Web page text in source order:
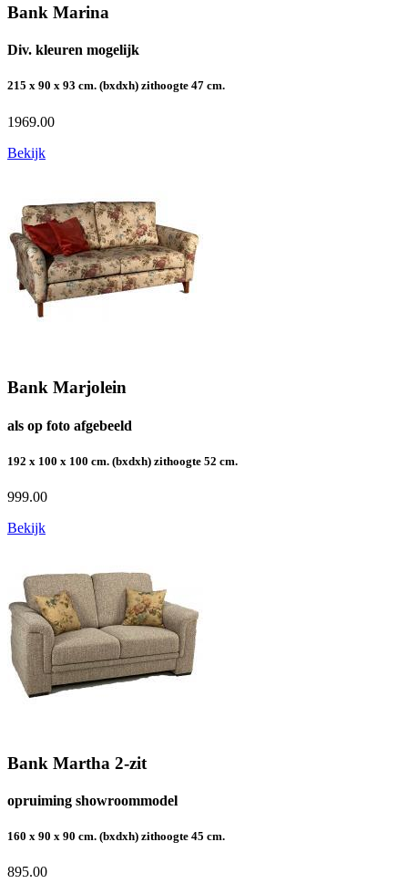
Bank Marina
Div. kleuren mogelijk
215 x 90 x 93 cm. (bxdxh) zithoogte 47 cm.
1969.00
Bekijk
Bank Marjolein
als op foto afgebeeld
192 x 100 x 100 cm. (bxdxh) zithoogte 52 cm.
999.00
Bekijk
Bank Martha 2-zit
opruiming showroommodel
160 x 90 x 90 cm. (bxdxh) zithoogte 45 cm.
895.00